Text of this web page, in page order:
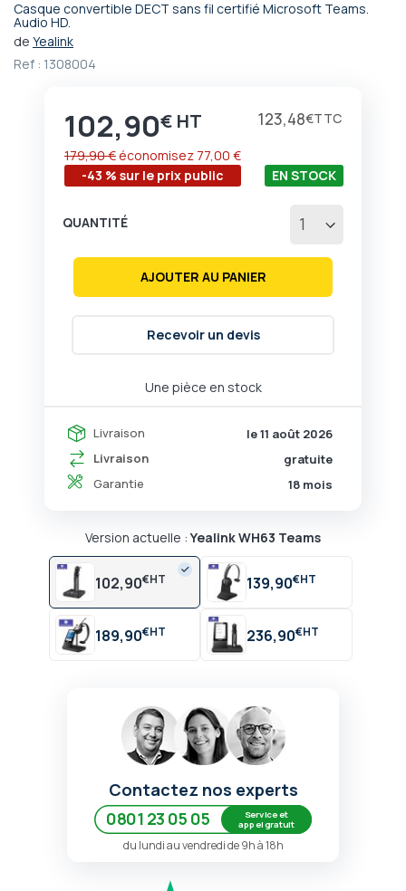
Casque convertible DECT sans fil certifié Microsoft Teams.
Audio HD.
de Yealink
Ref : 1308004
Prix
102,90€ 123,48€
-43 % sur le prix public
179,90 € économisez 77,00 €
Une pièce en stock
EN STOCK
Livraison
le 11 août 2026
Livraison
gratuite
Garantie
18 mois
QUANTITÉ
AJOUTER AU PANIER
Recevoir un devis
Version actuelle :Yealink WH63 Teams
102,90€ 139,90€
189,90€ 236,90€
Passer
au
de
d’images
Contactez nos experts
0801 23 05 05
Service et
appel gratuit
du lundi au vendredi de 9h à 18h